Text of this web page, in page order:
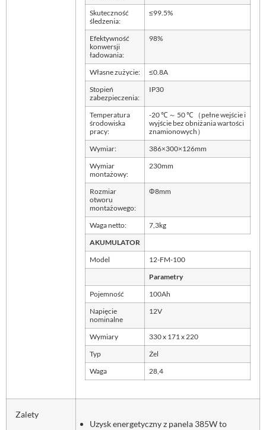
Skuteczność
śledzenia:
≤99.5%
Efektywność
konwersji
ładowania:
98%
Własne zużycie: ≤0.8A
Stopień
zabezpieczenia:
IP30
Temperatura
środowiska
pracy:
-20 ℃ ～ 50 ℃ （pełne wejście i
wyjście bez obniżania wartości
znamionowych）
Wymiar: 386×300×126mm
Wymiar
montażowy:
230mm
Rozmiar
otworu
montażowego:
Φ8mm
Waga netto: 7,3kg
AKUMULATOR
Model 12-FM-100
Parametry
Pojemność 100Ah
Napięcie
nominalne
12V
Wymiary 330 x 171 x 220
Typ Żel
Waga 28,4
Zalety
Uzysk energetyczny z panela 385W to